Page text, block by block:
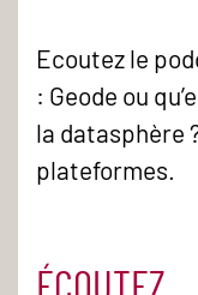
Ecoutez le
: Geode ou
la datasphère
plateformes.